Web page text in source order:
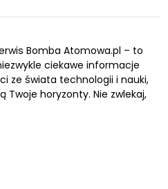
Bomba Atomowa.pl – to
ciekawe informacje
ze świata technologii i nauki,
Twoje horyzonty. Nie zwlekaj,